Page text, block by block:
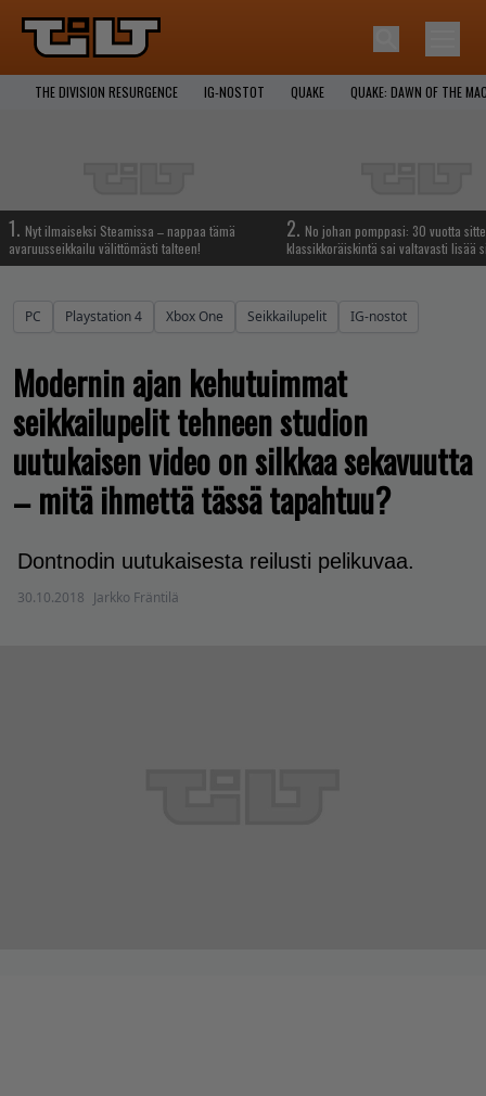
THE DIVISION RESURGENCE IG-NOSTOT QUAKE QUAKE: DAWN OF THE
1. Nyt ilmaiseksi Steamissa – nappaa tämä
avaruusseikkailu välittömästi talteen!
2. No johan pomppasi: 30 vuotta
klassikkoräiskintä sai valtavasti lisää
PC Playstation 4 Xbox One Seikkailupelit IG-nostot
Modernin ajan kehutuimmat
seikkailupelit tehneen studion
uutukaisen video on silkkaa sekavuutta
– mitä ihmettä tässä tapahtuu?
Dontnodin uutukaisesta reilusti pelikuvaa.
30.10.2018 Jarkko Fräntilä